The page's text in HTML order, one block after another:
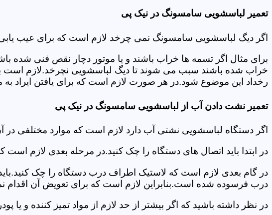
تعمیر لباسشویی سامسونگ در نیک پی
اگر دیگ لباسشویی سامسونگ نمی چرخد لازم است که برای عیب یابی
برای مثال اگر تسمه ها خراب باشند و یا موتور دچار نقص فنی شده
خراب شده باشند سبب می شوند تا دیگ لباسشویی نچرخد.لازم است
رخداد این موضوع شود.در هر صورت لازم است که برای یافتن ایراد
تعمیر نشت دادن آب از لباسشویی سامسونگ در نیک پی
اگر دستگاه لباسشویی نشتی آب دارد لازم است که موارد مختلفی
در ابتدا باید اتصال های دستگاه را چک کنید.در مرحله بعدی لازم
در گام بعدی لازم است که لاستیک اطراف درب دستگاه را چک
درب فرسوده شده است.بنابراین لازم است که برای تعویض آن اقدام
در نظر داشته باشید که اگر بیشتر از حد لازم از مواد تمیز کننده و